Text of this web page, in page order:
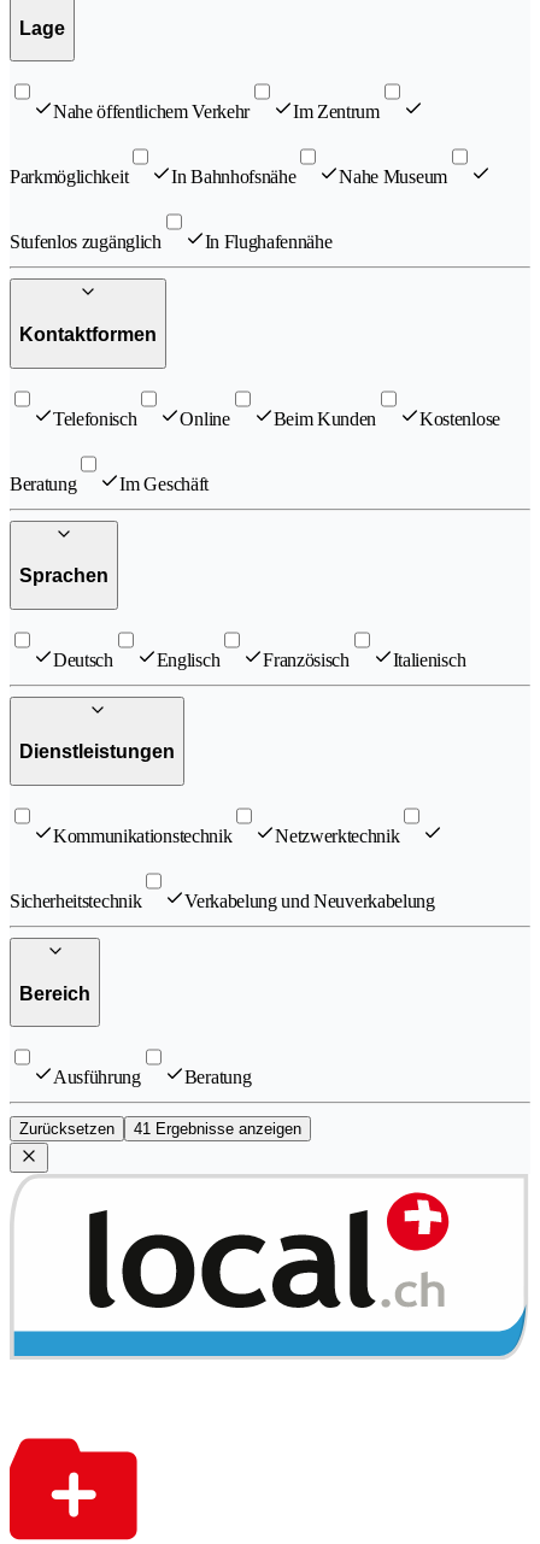
Lage
Nahe öffentlichem Verkehr Im Zentrum
Parkmöglichkeit In Bahnhofsnähe Nahe Museum
Stufenlos zugänglich In Flughafennähe
Kontaktformen
Telefonisch Online Beim Kunden Kostenlose
Beratung Im Geschäft
Sprachen
Deutsch Englisch Französisch Italienisch
Dienstleistungen
Kommunikationstechnik Netzwerktechnik
Sicherheitstechnik Verkabelung und Neuverkabelung
Bereich
Ausführung Beratung
Zurücksetzen 41 Ergebnisse anzeigen